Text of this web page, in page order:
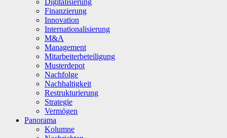
Digitalisierung
Finanzierung
Innovation
Internationalisierung
M&A
Management
Mitarbeiterbeteiligung
Musterdepot
Nachfolge
Nachhaltigkeit
Restrukturierung
Strategie
Vermögen
Panorama
Kolumne